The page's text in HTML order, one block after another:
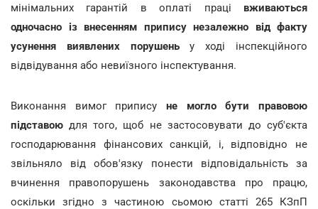
мінімальних гарантій в оплаті праці вживаються
одночасно із внесенням припису незалежно від факту
усунення виявлених порушеньу ході інспекційного
відвідування або невиїзного інспектування.
Виконання вимог припису не могло бути правовою
підставою для того, щоб не застосовувати до суб'єкта
господарювання фінансових санкцій, і, відповідно не
звільняло від обов'язку понести відповідальність за
вчинення правопорушень законодавства про працю,
оскільки згідно з частиною сьомою статті 265 КЗпП